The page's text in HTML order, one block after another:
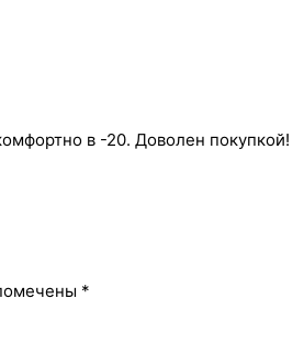
в -20. Доволен покупкой!
*